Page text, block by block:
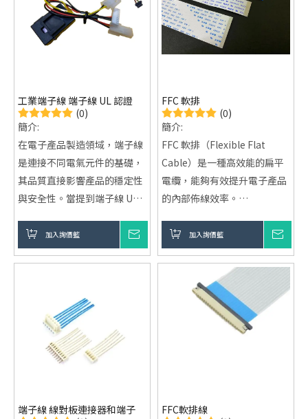
工業端子線 端子線 UL 認證
(0)
簡介:
在電子產品製造領域，端子線
是連接不同電氣元件的基礎，
其品質直接影響產品的穩定性
與安全性。當提到端子線 UL
美國具權威性的安全科學機構
UL (Underwriters
線，不僅能提升產品的市場接
受度，更是對其安全性與可靠
性的一種肯定。
加入詢價籃
FFC 軟排
(0)
簡介:
FFC 軟排（Flexible Flat
Cable）是一種高效能的扁平
電纜，能夠有效提升電子產品
的內部佈線效率。
電子設備，並支持空間緊湊設
計。
提供穩定的電氣性能，能夠有
效減少信號干擾，確保數據傳
輸的完整性。
加入詢價籃
端子線 線對板連接器和端子
FFC軟排線